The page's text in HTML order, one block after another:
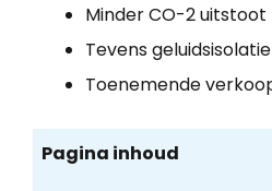
Minder CO-2 uitstoot
Tevens geluidsisolatie
Toenemende
Pagina inhoud